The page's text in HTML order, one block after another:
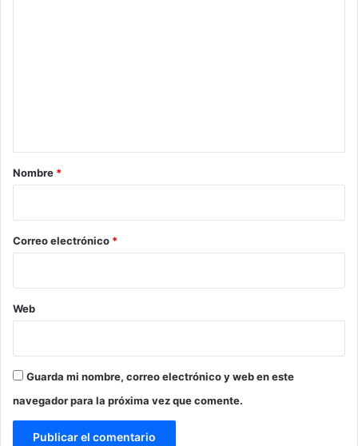
r
*
Nombre *
Correo electrónico *
Web
Guarda mi nombre, correo electrónico y web en este
navegador para la próxima vez que comente.